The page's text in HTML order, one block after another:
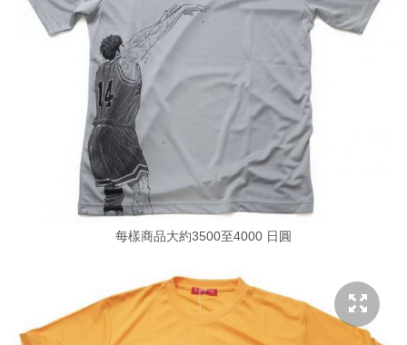
每樣商品大約3500至4000 日圓